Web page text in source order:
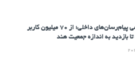
آمارهای نجومی پیام‌رسان‌های داخلی؛ از ۷۰ میلیون کاربر
بازدید به اندازه جمعیت هند